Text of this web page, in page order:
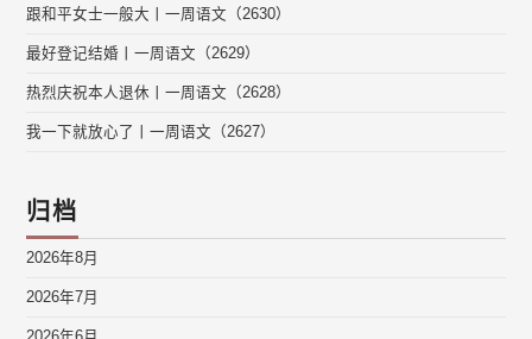
跟和平女士一般大丨一周语文（2630）
最好登记结婚丨一周语文（2629）
热烈庆祝本人退休丨一周语文（2628）
我一下就放心了丨一周语文（2627）
归档
2026年8月
2026年7月